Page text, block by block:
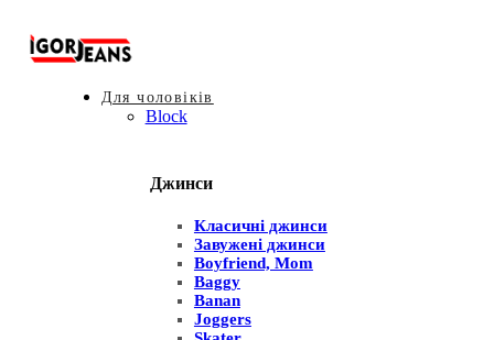
Для чоловіків
Block
Джинси
Класичні джинси
Завужені джинси
Boyfriend, Mom
Baggy
Banan
Joggers